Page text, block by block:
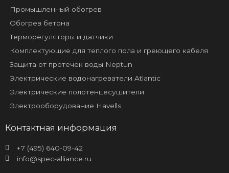
Промышленный обогрев
Обогрев бетона
Терморегуляторы и датчики
Комплектующие для теплого пола и греющего кабеля
Защита от протечек воды Neptun
Электрические водонагреватели Atlantic
Электрические полотенцесушители
Электрооборудование Havells
Контактная информация
+7 (495) 640-09-42
info@spec-alliance.ru